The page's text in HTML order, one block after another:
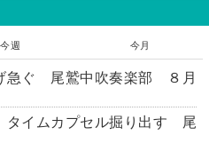
今週 今月
急ぐ 尾鷲中吹奏楽部 ８月
イムカプセル掘り出す 尾